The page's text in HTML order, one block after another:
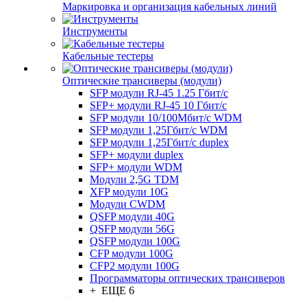
Маркировка и организация кабельных линий
Инструменты
Кабельные тестеры
Оптические трансиверы (модули)
SFP модули RJ-45 1.25 Гбит/c
SFP+ модули RJ-45 10 Гбит/c
SFP модули 10/100Мбит/с WDM
SFP модули 1,25Гбит/с WDM
SFP модули 1,25Гбит/с duplex
SFP+ модули duplex
SFP+ модули WDM
Модули 2,5G TDM
XFP модули 10G
Модули CWDM
QSFP модули 40G
QSFP модули 56G
QSFP модули 100G
CFP модули 100G
CFP2 модули 100G
Программаторы оптических трансиверов
+ ЕЩЕ 6